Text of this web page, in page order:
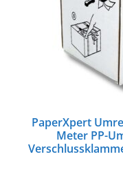
PaperXpert
Meter PP-